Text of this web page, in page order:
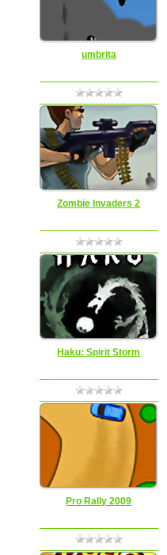
umbrita
Zombie Invaders 2
Haku: Spirit Storm
Pro Rally 2009